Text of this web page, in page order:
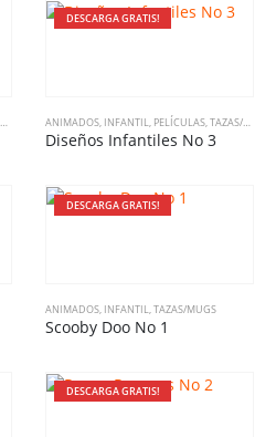
DESCARGA GRATIS!
ANIMADOS, INFANTIL, PELÍCULAS,TAZAS/MUGS
Diseños Infantiles No 3
DESCARGA GRATIS!
ANIMADOS, INFANTIL,TAZAS/MUGS
Scooby Doo No 1
DESCARGA GRATIS!